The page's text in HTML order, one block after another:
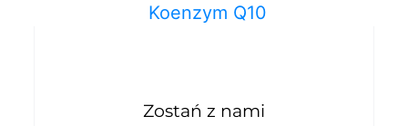
Koenzym Q10
Zostań z nami